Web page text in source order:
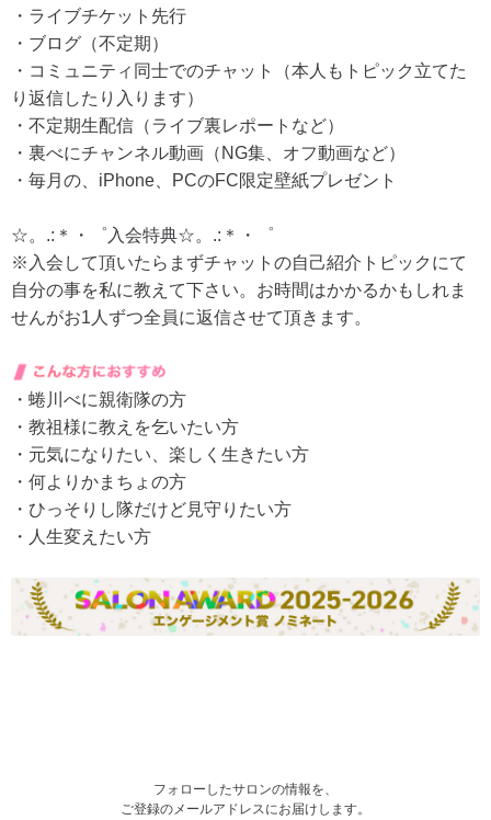
・ライブチケット先行
・ブログ（不定期）
・コミュニティ同士でのチャット（本人もトピック立てた
り返信したり入ります）
・不定期生配信（ライブ裏レポートなど）
・裏べにチャンネル動画（NG集、オフ動画など）
・毎月の、iPhone、PCのFC限定壁紙プレゼント
☆。.:＊・゜入会特典☆。.:＊・゜
※入会して頂いたらまずチャットの自己紹介トピックにて
自分の事を私に教えて下さい。お時間はかかるかもしれま
せんがお1人ずつ全員に返信させて頂きます。
・蜷川べに親衛隊の方
・教祖様に教えを乞いたい方
・元気になりたい、楽しく生きたい方
・何よりかまちょの方
・ひっそりし隊だけど見守りたい方
・人生変えたい方
フォローしたサロンの情報を、
ご登録のメールアドレスにお届けします。